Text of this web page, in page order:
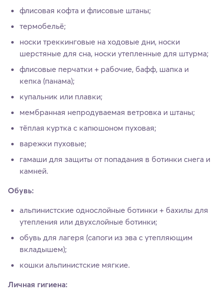
флисовая кофта и флисовые штаны;
термобельё;
носки треккинговые на ходовые дни, носки
шерстяные для сна, носки утепленные для штурма;
флисовые перчатки + рабочие, бафф, шапка и
кепка (панама);
купальник или плавки;
мембранная непродуваемая ветровка и штаны;
тёплая куртка с капюшоном пуховая;
варежки пуховые;
гамаши для защиты от попадания в ботинки снега и
камней.
Обувь:
альпинистские однослойные ботинки + бахилы для
утепления или двухслойные ботинки;
обувь для лагеря (сапоги из эва с утепляющим
вкладышем);
кошки альпинистские мягкие.
Личная гигиена: